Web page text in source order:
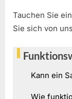
Tauchen Sie
Sie sich von
Kann ein
Wie